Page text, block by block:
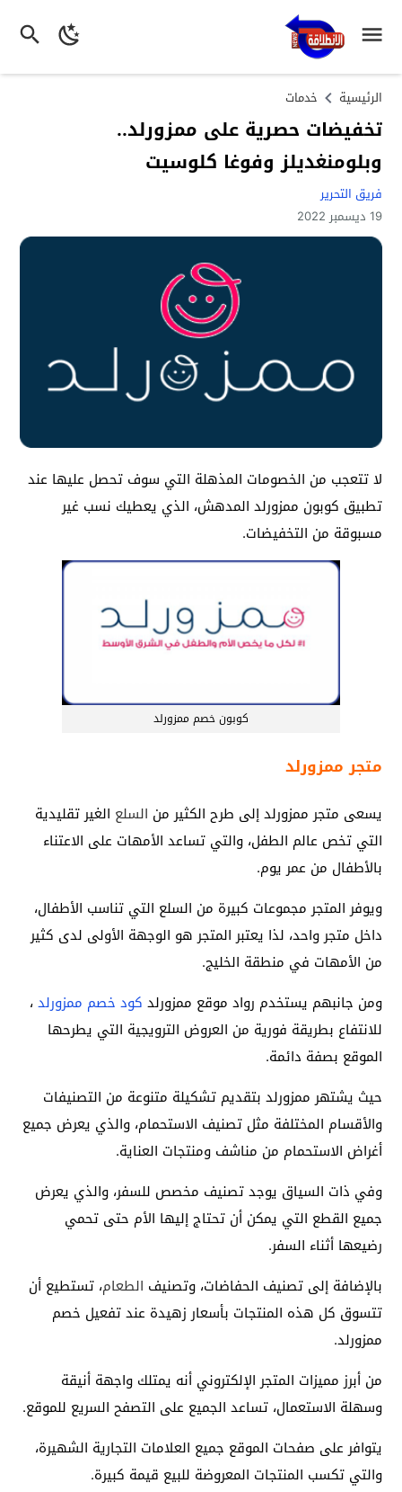
الرئيسية خدمات
تخفيضات حصرية على ممزورلد..
وبلومنغديلز وفوغا كلوسيت
فريق التحرير
19 ديسمبر 2022
لا تتعجب من الخصومات المذهلة التي سوف تحصل عليها عند
تطبيق كوبون ممزورلد المدهش، الذي يعطيك نسب غير
مسبوقة من التخفيضات.
كوبون خصم ممزورلد
متجر ممزورلد
يسعى متجر ممزورلد إلى طرح الكثير من السلع الغير تقليدية
التي تخص عالم الطفل، والتي تساعد الأمهات على الاعتناء
بالأطفال من عمر يوم.
ويوفر المتجر مجموعات كبيرة من السلع التي تناسب الأطفال،
داخل متجر واحد، لذا يعتبر المتجر هو الوجهة الأولى لدى كثير
من الأمهات في منطقة الخليج.
ومن جانبهم يستخدم رواد موقع ممزورلد كود خصم ممزورلد،
للانتفاع بطريقة فورية من العروض الترويجية التي يطرحها
الموقع بصفة دائمة.
حيث يشتهر ممزورلد بتقديم تشكيلة متنوعة من التصنيفات
والأقسام المختلفة مثل تصنيف الاستحمام، والذي يعرض جميع
أغراض الاستحمام من مناشف ومنتجات العناية.
وفي ذات السياق يوجد تصنيف مخصص للسفر، والذي يعرض
جميع القطع التي يمكن أن تحتاج إليها الأم حتى تحمي
رضيعها أثناء السفر.
بالإضافة إلى تصنيف الحفاضات، وتصنيف الطعام، تستطيع أن
تتسوق كل هذه المنتجات بأسعار زهيدة عند تفعيل خصم
ممزورلد.
من أبرز مميزات المتجر الإلكتروني أنه يمتلك واجهة أنيقة
وسهلة الاستعمال، تساعد الجميع على التصفح السريع للموقع.
يتوافر على صفحات الموقع جميع العلامات التجارية الشهيرة،
والتي تكسب المنتجات المعروضة للبيع قيمة كبيرة.